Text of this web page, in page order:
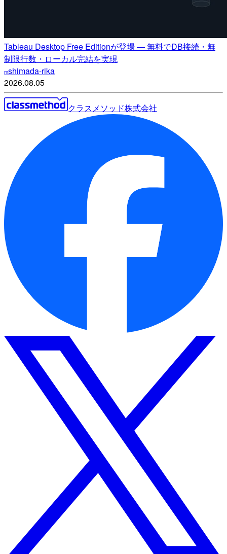
Tableau Desktop Free Editionが登場 ― 無料でDB接続・無
制限行数・ローカル完結を実現
mshimada-rika
2026.08.05
クラスメソッド株式会社